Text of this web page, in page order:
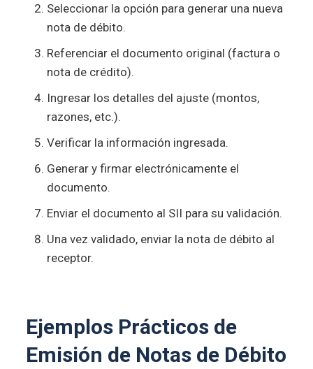
Seleccionar la opción para generar una nueva
nota de débito.
Referenciar el documento original (factura o
nota de crédito).
Ingresar los detalles del ajuste (montos,
razones, etc.).
Verificar la información ingresada.
Generar y firmar electrónicamente el
documento.
Enviar el documento al SII para su validación.
Una vez validado, enviar la nota de débito al
receptor.
Ejemplos Prácticos de
Emisión de Notas de Débito